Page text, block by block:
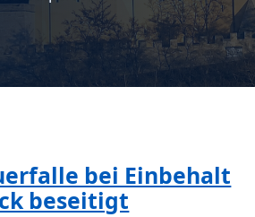
bei Einbehalt
beseitigt